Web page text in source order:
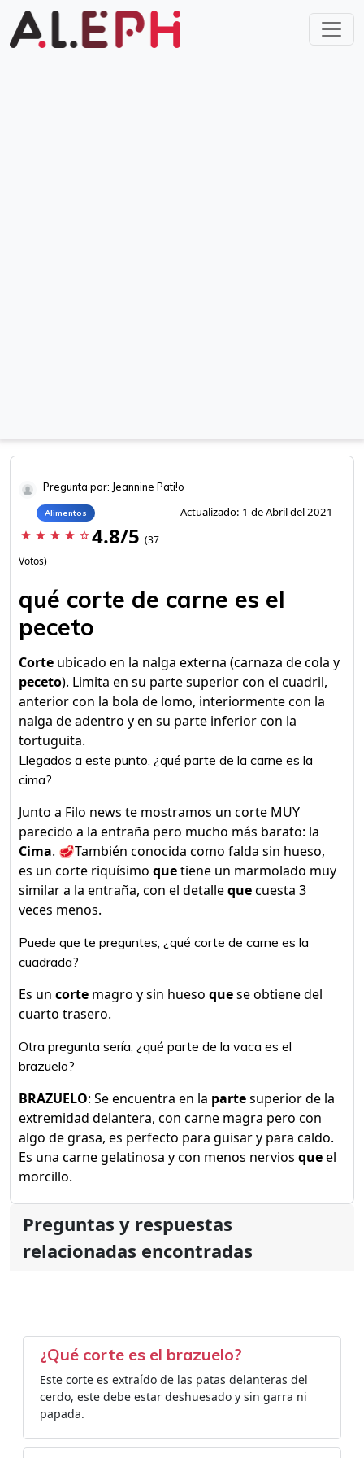
Pregunta por: Jeannine Pati!o
Alimentos Actualizado: 1 de Abril del 2021
star star star star star_border 4.8/5 (37
Votos)
qué corte de carne es el
peceto
Corte ubicado en la nalga externa (carnaza de cola y
peceto). Limita en su parte superior con el cuadril,
anterior con la bola de lomo, interiormente con la
nalga de adentro y en su parte inferior con la
tortuguita.
Llegados a este punto, ¿qué parte de la carne es la
cima?
Junto a Filo news te mostramos un corte MUY
parecido a la entraña pero mucho más barato: la
Cima. 🥩También conocida como falda sin hueso,
es un corte riquísimo quetiene un marmolado muy
similar a la entraña, con el detallequecuesta 3
veces menos.
Puede que te preguntes, ¿qué corte de carne es la
cuadrada?
Es un corte magro y sin hueso quese obtiene del
cuarto trasero.
Otra pregunta sería, ¿qué parte de la vaca es el
brazuelo?
BRAZUELO: Se encuentra en la partesuperior de la
extremidad delantera, con carne magra pero con
algo de grasa, es perfecto para guisar y para caldo.
Es una carne gelatinosa y con menos nervios queel
morcillo.
Preguntas y respuestas
relacionadas encontradas
¿Qué corte es el brazuelo?
Este corte es extraído de las patas delanteras del
cerdo, este debe estar deshuesado y sin garra ni
papada.